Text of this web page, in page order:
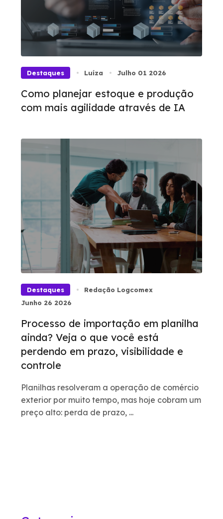
Destaques Luíza Julho 01 2026
Como planejar estoque e produção
com mais agilidade através de IA
Destaques
Redação Logcomex
Junho 26 2026
Processo de importação em planilha
ainda? Veja o que você está
perdendo em prazo, visibilidade e
controle
Planilhas resolveram a operação de comércio
exterior por muito tempo, mas hoje cobram um
preço alto: perda de prazo, ...